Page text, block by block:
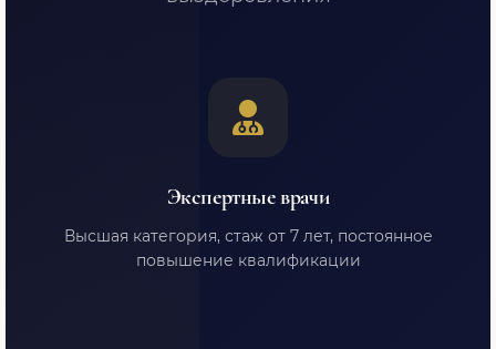
Экспертные врачи
Высшая категория, стаж от 7 лет, постоянное
повышение квалификации